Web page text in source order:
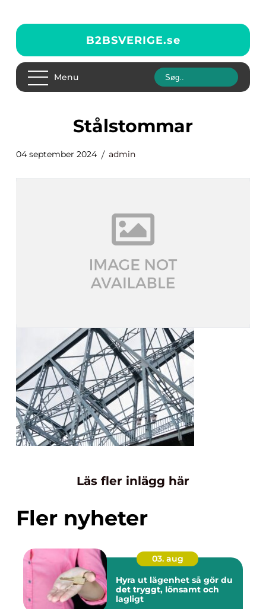
B2BSVERIGE.se
Menu
stålstommar
04 september 2024 admin
Läs fler inlägg här
Fler nyheter
03. aug
Hyra ut lägenhet så gör du
det tryggt, lönsamt och
lagligt